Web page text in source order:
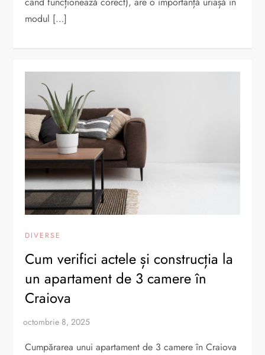
modul […]
DIVERSE
Cum verifici actele și construcția la
un apartament de 3 camere în
Craiova
Cumpărarea unui apartament de 3 camere în Craiova